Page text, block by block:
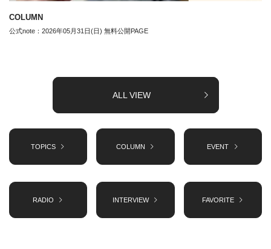
COLUMN
公式note：2026年05月31日(日) 無料公開PAGE
ALL VIEW
TOPICS COLUMN EVENT
RADIO INTERVIEW FAVORITE